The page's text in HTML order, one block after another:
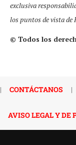
exclusiva
los puntos de vista de
© Todos los
| CONTÁCTANOS |
AVISO LEGAL Y DE